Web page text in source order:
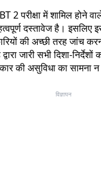
2 परीक्षा में शामिल होने
दस्तावेज है।
की अच्छी तरह जांच
जारी सभी दिशा-
की असुविधा का सामना
विज्ञापन